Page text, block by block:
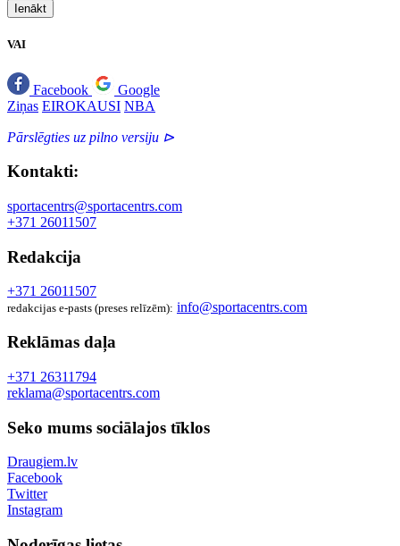
Ienākt
VAI
Facebook
Google
Ziņas EIROKAUSI NBA
Pārslēgties uz pilno versiju ⊳
Kontakti:
sportacentrs@sportacentrs.com
+371 26011507
Redakcija
+371 26011507
redakcijas e-pasts (preses relīzēm): info@sportacentrs.com
Reklāmas daļa
+371 26311794
reklama@sportacentrs.com
Seko mums sociālajos tīklos
Draugiem.lv
Facebook
Twitter
Instagram